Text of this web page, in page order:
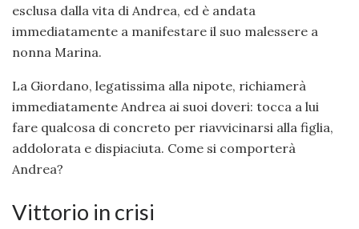
esclusa dalla vita di Andrea, ed è andata
immediatamente a manifestare il suo malessere a
nonna Marina.
La Giordano, legatissima alla nipote, richiamerà
immediatamente Andrea ai suoi doveri: tocca a lui
fare qualcosa di concreto per riavvicinarsi alla figlia,
addolorata e dispiaciuta. Come si comporterà
Andrea?
Vittorio in crisi